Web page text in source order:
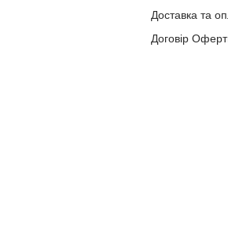
Доставка та
Договір